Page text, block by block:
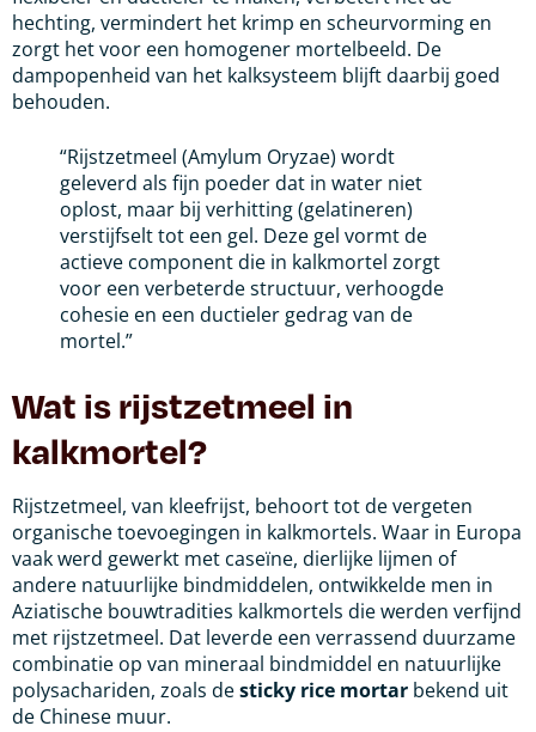
hechting, vermindert het krimp en scheurvorming en
zorgt het voor een homogener mortelbeeld. De
dampopenheid van het kalksysteem blijft daarbij goed
behouden.
“Rijstzetmeel (Amylum Oryzae) wordt
geleverd als fijn poeder dat in water niet
oplost, maar bij verhitting (gelatineren)
verstijfselt tot een gel. Deze gel vormt de
actieve component die in kalkmortel zorgt
voor een verbeterde structuur, verhoogde
cohesie en een ductieler gedrag van de
mortel.”
Wat is rijstzetmeel in
kalkmortel?
Rijstzetmeel, van kleefrijst, behoort tot de vergeten
organische toevoegingen in kalkmortels. Waar in Europa
vaak werd gewerkt met caseïne, dierlijke lijmen of
andere natuurlijke bindmiddelen, ontwikkelde men in
Aziatische bouwtradities kalkmortels die werden verfijnd
met rijstzetmeel. Dat leverde een verrassend duurzame
combinatie op van mineraal bindmiddel en natuurlijke
polysachariden, zoals desticky rice mortar bekend uit
de Chinese muur.